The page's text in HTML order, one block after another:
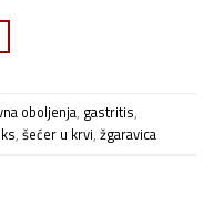
oboljenja, gastritis,
, šećer u krvi, žgaravica